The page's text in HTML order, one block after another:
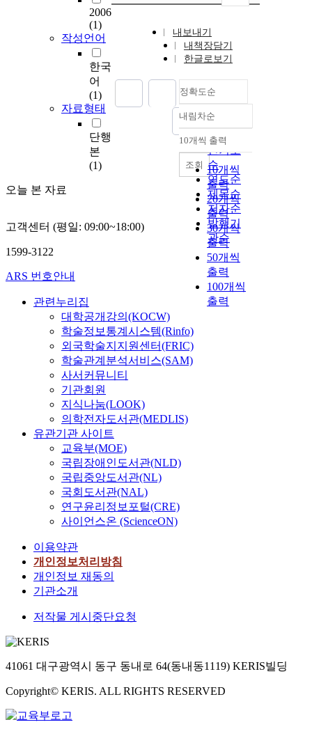
2006
(1)
작성언어
한국
어
(1)
자료형태
단행
본
(1)
오늘 본 자료
내보내기
내책장담기
한글로보기
정확도순
정확도
순
인기도
순
연도순
제목순
저자순
발행기
관순
내림차순
내림차순
10개씩 출력
10개씩
출력
20개씩
출력
30개씩
출력
50개씩
출력
100개씩
출력
조회
고객센터 (평일: 09:00~18:00)
1599-3122
ARS 번호안내
관련누리집
대학공개강의(KOCW)
학술정보통계시스템(Rinfo)
외국학술지지원센터(FRIC)
학술관계분석서비스(SAM)
사서커뮤니티
기관회원
지식나눔(LOOK)
의학전자도서관(MEDLIS)
유관기관 사이트
교육부(MOE)
국립장애인도서관(NLD)
국립중앙도서관(NL)
국회도서관(NAL)
연구윤리정보포털(CRE)
사이언스온 (ScienceON)
이용약관
개인정보처리방침
개인정보 재동의
기관소개
저작물 게시중단요청
41061 대구광역시 동구 동내로 64(동내동1119) KERIS빌딩
Copyright© KERIS. ALL RIGHTS RESERVED